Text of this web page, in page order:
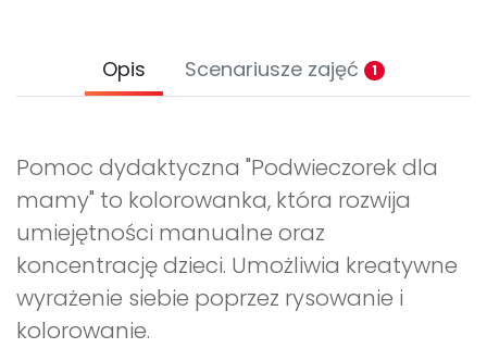
Opis Scenariusze zajęć 1
Pomoc dydaktyczna "Podwieczorek dla
mamy" to kolorowanka, która rozwija
umiejętności manualne oraz
koncentrację dzieci. Umożliwia kreatywne
wyrażenie siebie poprzez rysowanie i
kolorowanie.